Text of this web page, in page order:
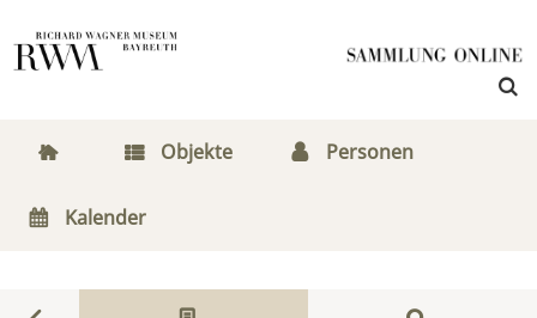
Objekte Personen
Kalender